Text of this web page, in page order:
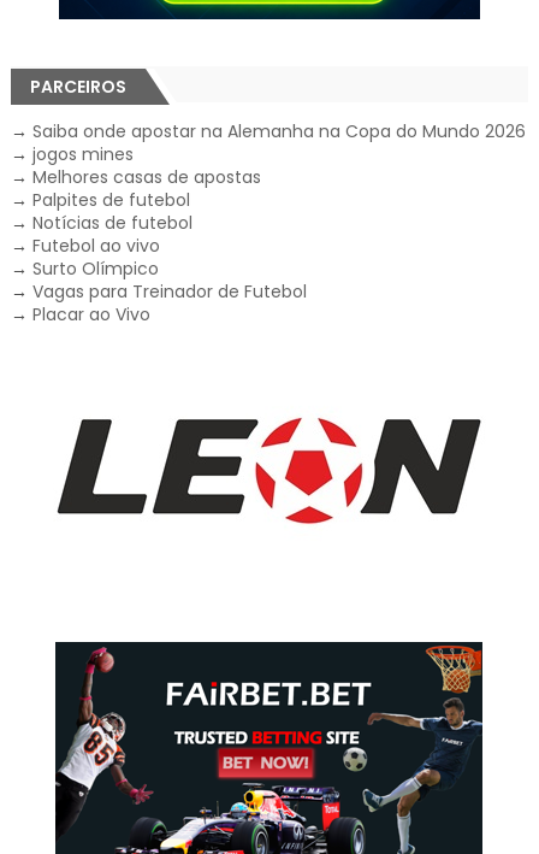
PARCEIROS
→ Saiba onde apostar na Alemanha na Copa do Mundo 2026
→ jogos mines
→ Melhores casas de apostas
→ Palpites de futebol
→ Notícias de futebol
→ Futebol ao vivo
→ Surto Olímpico
→ Vagas para Treinador de Futebol
→ Placar ao Vivo